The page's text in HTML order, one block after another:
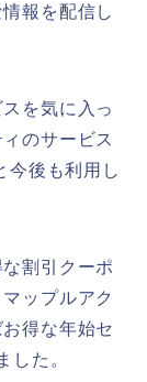
報を配信し
を気に入っ
のサービス
今後も利用し
割引クーポ
ップルアク
得な年始セ
した。